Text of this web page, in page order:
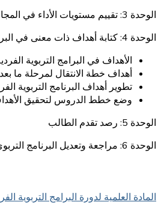
الوحدة 3: تقييم مستويات الأداء في المجالات الأكاديمية والمجالات الوظيفية
الوحدة 4: كتابة أهداف ذات معنى في البرنامج التربوي الفردي
الأهداف في البرامج التربوية
أهداف خطة الانتقال لمرحلة ما
تطوير أهداف البرنامج التربوية
وضع خطط الدروس لتحقيق الأهداف
الوحدة 5: رصد تقدم الطالب
الوحدة 6: مراجعة وتعديل البرنامج التربوي الفردي
المادة العلمية لدورة البرامج التربوية